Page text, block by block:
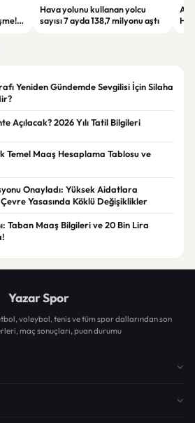
Hava yolunu kullanan yolcu
sayısı 7 ayda 138,7 milyonu aştı
Yeniden Gündemde Sevgilisi İçin Silaha
Açılacak? 2026 Yılı Tatil Bilgileri
Temel Maaş Hesaplama Tablosu ve
Onayladı: Yüksek Aidatlara
Çevre Yasasında Köklü Değişiklikler
Taban Maaş Bilgileri ve 20 Bin Lira
Yazar Spor
voleybol, tenis ve tüm spor dallarından son
maç sonuçları, puan durumu